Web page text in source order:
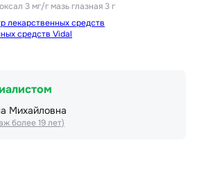
3 мг/г мазь глазная 3 г
лекарственных средств
средств Vidal
Михайловна
более 19 лет)